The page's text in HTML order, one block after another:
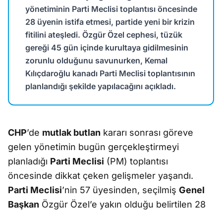
yönetiminin Parti Meclisi toplantısı öncesinde
28 üyenin istifa etmesi, partide yeni bir krizin
fitilini ateşledi. Özgür Özel cephesi, tüzük
gereği 45 gün içinde kurultaya gidilmesinin
zorunlu olduğunu savunurken, Kemal
Kılıçdaroğlu kanadı Parti Meclisi toplantısının
planlandığı şekilde yapılacağını açıkladı.
CHP’de mutlak butlan kararı sonrası göreve
gelen yönetimin bugün gerçekleştirmeyi
planladığı Parti Meclisi (PM) toplantısı
öncesinde dikkat çeken gelişmeler yaşandı.
Parti Meclisi’nin 57 üyesinden, seçilmiş Genel
Başkan Özgür Özel’e yakın olduğu belirtilen 28